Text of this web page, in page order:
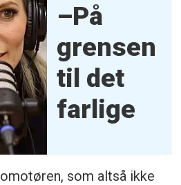
–På
grensen
til det
farlige
som altså ikke